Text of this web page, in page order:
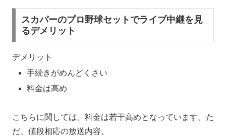
スカパーのプロ野球セットでライブ中継を見
るデメリット
デメリット
手続きがめんどくさい
料金は高め
こちらに関しては、料金は若干高めとなっています。た
だ、値段相応の放送内容。